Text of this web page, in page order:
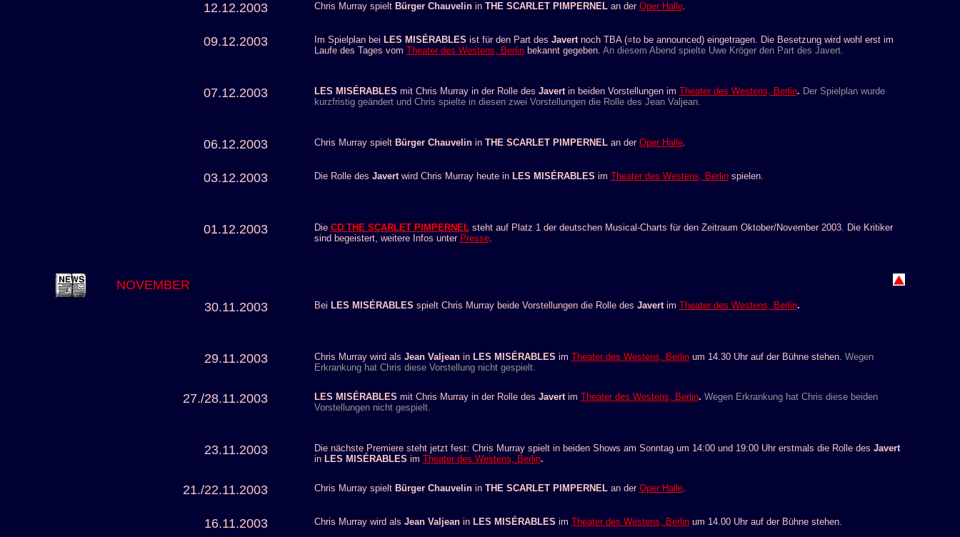
12.12.2003 Chris Murray spielt Bürger Chauvelinin THE SCARLET PIMPERNEL an der Oper Halle.
09.12.2003 Im Spielplan bei LES MISÉRABLES ist für den Part des Javert noch TBA (=to be announced) eingetragen. Die Besetzung wird wohl erst im
Laufe des Tages vom Theater des Westens, Berlinbekannt gegeben. An diesem Abend spielte Uwe Kröger den Part des Javert.
07.12.2003 LES MISÉRABLES mit Chris Murray in der Rolle des Javert in beiden Vorstellungen im Theater des Westens, Berlin. Der Spielplan wurde
kurzfristig geändert und Chris spielte in diesen zwei Vorstellungen die Rolle des Jean Valjean.
06.12.2003 Chris Murray spielt Bürger Chauvelinin THE SCARLET PIMPERNEL an der Oper Halle.
03.12.2003 Die Rolle des Javert wird Chris Murray heute inLES MISÉRABLES im Theater des Westens, Berlinspielen.
01.12.2003 Die CD THE SCARLET PIMPERNELsteht auf Platz 1 der deutschen Musical-Charts für den Zeitraum Oktober/November 2003. Die Kritiker
sind begeistert, weitere Infos unter Presse.
NOVEMBER
30.11.2003
Bei LES MISÉRABLES spielt Chris Murray beide Vorstellungen die Rolle des Javert im Theater des Westens, Berlin.
29.11.2003 Chris Murray wird als Jean Valjeanin LES MISÉRABLES im Theater des Westens, Berlinum 14.30 Uhr auf der Bühne stehen. Wegen
Erkrankung hat Chris diese Vorstellung nicht gespielt.
27./28.11.2003 LES MISÉRABLES mit Chris Murray in der Rolle des Javert im Theater des Westens, Berlin. Wegen Erkrankung hat Chris diese beiden
Vorstellungen nicht gespielt.
23.11.2003 Die nächste Premiere steht jetzt fest: Chris Murray spielt in beiden Shows am Sonntag um 14:00 und 19:00 Uhr erstmals die Rolle des Javert
in LES MISÉRABLES im Theater des Westens, Berlin.
21./22.11.2003 Chris Murray spielt Bürger Chauvelinin THE SCARLET PIMPERNEL an der Oper Halle.
16.11.2003 Chris Murray wird als Jean Valjeanin LES MISÉRABLES im Theater des Westens, Berlinum 14.00 Uhr auf der Bühne stehen.